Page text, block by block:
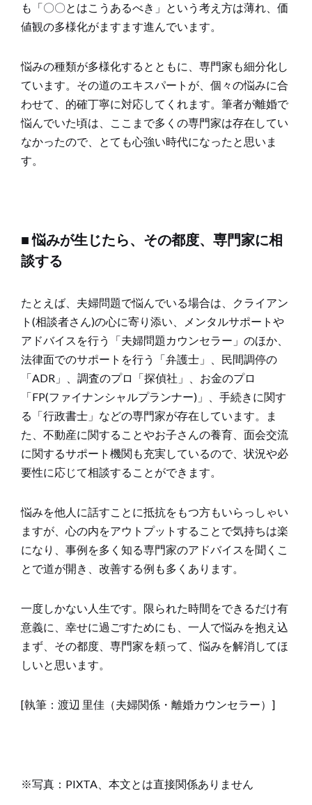
も「〇〇とはこうあるべき」という考え方は薄れ、価
値観の多様化がますます進んでいます。
悩みの種類が多様化するとともに、専門家も細分化し
ています。その道のエキスパートが、個々の悩みに合
わせて、的確丁寧に対応してくれます。筆者が離婚で
悩んでいた頃は、ここまで多くの専門家は存在してい
なかったので、とても心強い時代になったと思いま
す。
■ 悩みが生じたら、その都度、専門家に相
談する
たとえば、夫婦問題で悩んでいる場合は、クライアン
ト(相談者さん)の心に寄り添い、メンタルサポートや
アドバイスを行う「夫婦問題カウンセラー」のほか、
法律面でのサポートを行う「弁護士」、民間調停の
「ADR」、調査のプロ「探偵社」、お金のプロ
「FP(ファイナンシャルプランナー)」、手続きに関す
る「行政書士」などの専門家が存在しています。ま
た、不動産に関することやお子さんの養育、面会交流
に関するサポート機関も充実しているので、状況や必
要性に応じて相談することができます。
悩みを他人に話すことに抵抗をもつ方もいらっしゃい
ますが、心の内をアウトプットすることで気持ちは楽
になり、事例を多く知る専門家のアドバイスを聞くこ
とで道が開き、改善する例も多くあります。
一度しかない人生です。限られた時間をできるだけ有
意義に、幸せに過ごすためにも、一人で悩みを抱え込
まず、その都度、専門家を頼って、悩みを解消してほ
しいと思います。
[執筆：渡辺 里佳（夫婦関係・離婚カウンセラー）]
※写真：PIXTA、本文とは直接関係ありません